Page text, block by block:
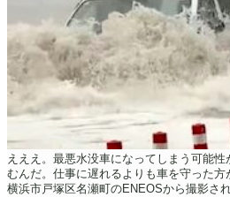
えええ。最悪水没車になってしまう可能
むんだ。仕事に遅れるよりも車を守った
横浜市戸塚区名瀬町のENEOSから撮影さ